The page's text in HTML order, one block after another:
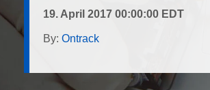
19. April 2017 00:00:00 EDT
By: Ontrack